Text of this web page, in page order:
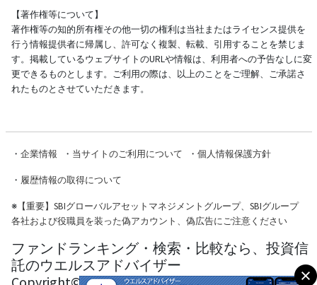
【著作権等について】
著作権等の知的所有権その他一切の権利は当社またはライセンス提供を
行う情報提供者に帰属し、許可なく複製、転載、引用することを禁じま
す。掲載しているウェブサイトのURLや情報は、利用者への予告なしに変
更できるものとします。ご利用の際は、以上のことをご理解、ご承諾さ
れたものとさせていただきます。
・ 企業情報 ・ 当サイトのご利用について ・ 個人情報保護方針
・ 履歴情報の取得について
※【重要】SBIグローバルアセットマネジメントグループ、SBIグループ
各社および役職員を装った偽アカウント、偽広告にご注意ください
ファンドランキング・検索・比較なら、投資信
託のウエルスアドバイザー